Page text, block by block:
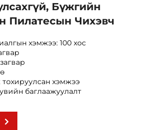
Бүжгийн
Пилатесын Чихэвч
хэмжээ: 100 хос
хэмжээ
баглаажуулалт